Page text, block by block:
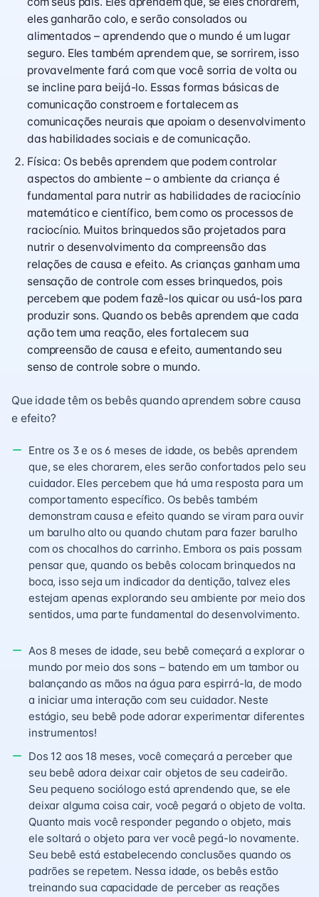
eles ganharão colo, e serão consolados ou
alimentados – aprendendo que o mundo é um lugar
seguro. Eles também aprendem que, se sorrirem, isso
provavelmente fará com que você sorria de volta ou
se incline para beijá-lo. Essas formas básicas de
comunicação constroem e fortalecem as
comunicações neurais que apoiam o desenvolvimento
das habilidades sociais e de comunicação.
Física: Os bebês aprendem que podem controlar
aspectos do ambiente – o ambiente da criança é
fundamental para nutrir as habilidades de raciocínio
matemático e científico, bem como os processos de
raciocínio. Muitos brinquedos são projetados para
nutrir o desenvolvimento da compreensão das
relações de causa e efeito. As crianças ganham uma
sensação de controle com esses brinquedos, pois
percebem que podem fazê-los quicar ou usá-los para
produzir sons. Quando os bebês aprendem que cada
ação tem uma reação, eles fortalecem sua
compreensão de causa e efeito, aumentando seu
senso de controle sobre o mundo.
Que idade têm os bebês quando aprendem sobre causa
e efeito?
Entre os 3 e os 6 meses de idade, os bebês aprendem
que, se eles chorarem, eles serão confortados pelo seu
cuidador. Eles percebem que há uma resposta para um
comportamento específico. Os bebês também
demonstram causa e efeito quando se viram para ouvir
um barulho alto ou quando chutam para fazer barulho
com os chocalhos do carrinho. Embora os pais possam
pensar que, quando os bebês colocam brinquedos na
boca, isso seja um indicador da dentição, talvez eles
estejam apenas explorando seu ambiente por meio dos
sentidos, uma parte fundamental do desenvolvimento.
Aos 8 meses de idade, seu bebê começará a explorar o
mundo por meio dos sons – batendo em um tambor ou
balançando as mãos na água para espirrá-la, de modo
a iniciar uma interação com seu cuidador. Neste
estágio, seu bebê pode adorar experimentar diferentes
instrumentos!
Dos 12 aos 18 meses, você começará a perceber que
seu bebê adora deixar cair objetos de seu cadeirão.
Seu pequeno sociólogo está aprendendo que, se ele
deixar alguma coisa cair, você pegará o objeto de volta.
Quanto mais você responder pegando o objeto, mais
ele soltará o objeto para ver você pegá-lo novamente.
Seu bebê está estabelecendo conclusões quando os
padrões se repetem. Nessa idade, os bebês estão
treinando sua capacidade de perceber as reações